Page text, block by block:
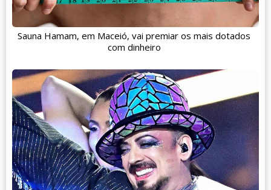
Sauna Hamam, em Maceió, vai premiar os mais dotados
com dinheiro